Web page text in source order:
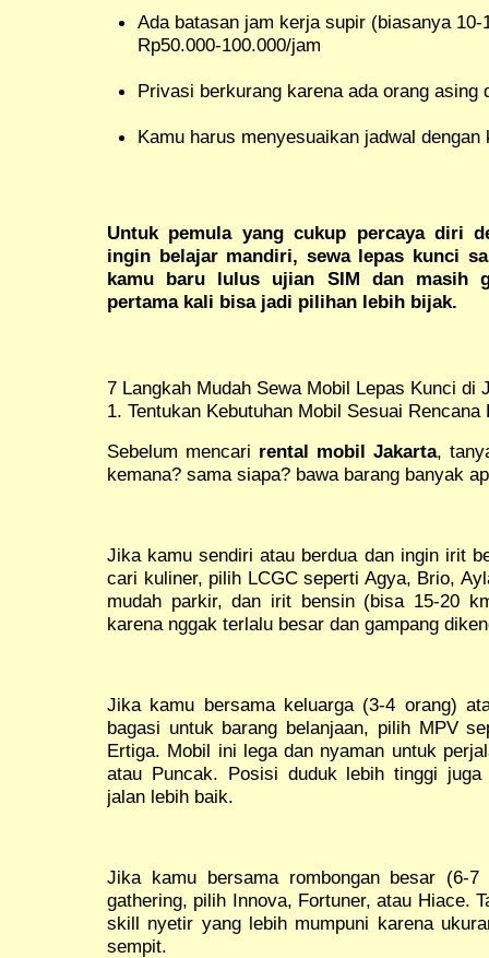
Ada batasan jam kerja supir (biasanya
Rp50.000-100.000/jam
Privasi berkurang karena ada orang asing
Kamu harus menyesuaikan jadwal
Untuk pemula yang cukup percaya diri
ingin belajar mandiri, sewa lepas kunci
kamu baru lulus ujian SIM dan masih
pertama kali bisa jadi pilihan lebih bijak.
7 Langkah Mudah Sewa Mobil Lepas Kunci di
1. Tentukan Kebutuhan Mobil Sesuai Rencana
Sebelum mencari rental mobil Jakarta,
kemana? sama siapa? bawa barang banyak
Jika kamu sendiri atau berdua dan ingin irit
cari kuliner, pilih LCGC seperti Agya, Brio,
mudah parkir, dan irit bensin (bisa 15-20
karena nggak terlalu besar dan gampang
Jika kamu bersama keluarga (3-4 orang)
bagasi untuk barang belanjaan, pilih MPV
Ertiga. Mobil ini lega dan nyaman untuk
atau Puncak. Posisi duduk lebih tinggi
jalan lebih baik.
Jika kamu bersama rombongan besar (6-
gathering, pilih Innova, Fortuner, atau Hiace.
skill nyetir yang lebih mumpuni karena
sempit.